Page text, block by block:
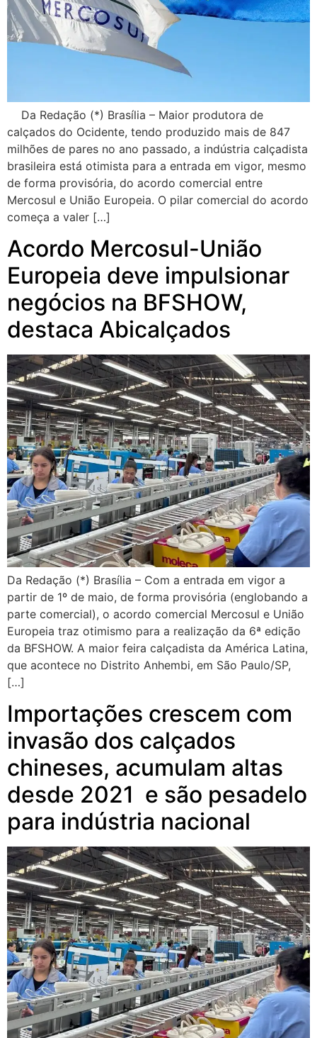
Da Redação (*) Brasília – Maior produtora de
calçados do Ocidente, tendo produzido mais de 847
milhões de pares no ano passado, a indústria calçadista
brasileira está otimista para a entrada em vigor, mesmo
de forma provisória, do acordo comercial entre
Mercosul e União Europeia. O pilar comercial do acordo
começa a valer […]
Acordo Mercosul-União
Europeia deve impulsionar
negócios na BFSHOW,
destaca Abicalçados
Da Redação (*) Brasília – Com a entrada em vigor a
partir de 1º de maio, de forma provisória (englobando a
parte comercial), o acordo comercial Mercosul e União
Europeia traz otimismo para a realização da 6ª edição
da BFSHOW. A maior feira calçadista da América Latina,
que acontece no Distrito Anhembi, em São Paulo/SP,
[…]
Importações crescem com
invasão dos calçados
chineses, acumulam altas
desde 2021 e são pesadelo
para indústria nacional